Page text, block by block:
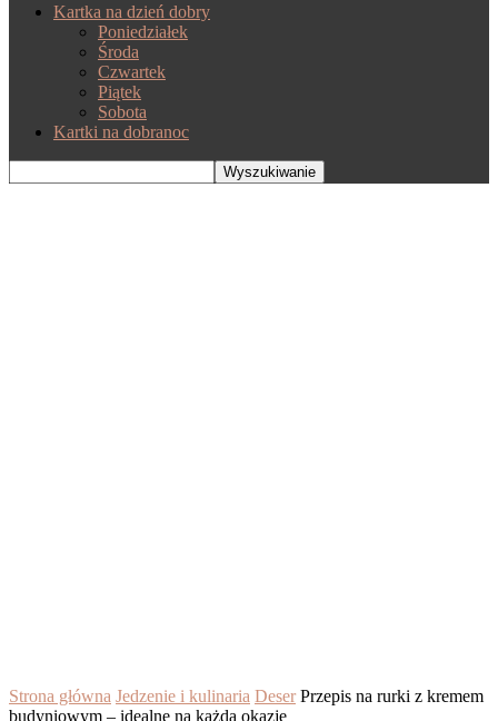
Kartka na dzień dobry
Poniedziałek
Środa
Czwartek
Piątek
Sobota
Kartki na dobranoc
Strona główna Jedzenie i kulinaria Deser Przepis na rurki z kremem
budyniowym – idealne na każdą okazję